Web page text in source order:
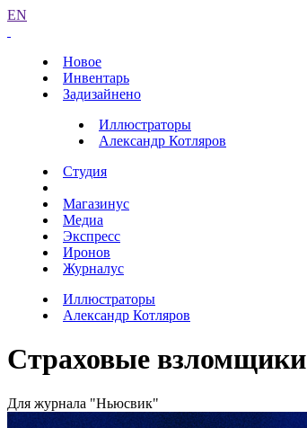
EN
Новое
Инвентарь
Задизайнено
Иллюстраторы
Александр Котляров
Студия
Магазинус
Медиа
Экспресс
Иронов
Журналус
Иллюстраторы
Александр Котляров
Страховые взломщики
Для журнала "Ньюсвик"